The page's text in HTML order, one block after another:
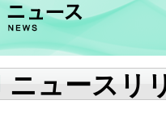
ニュースリ